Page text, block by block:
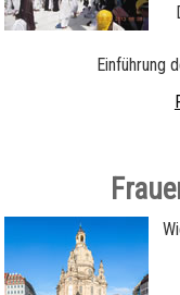
Einführung